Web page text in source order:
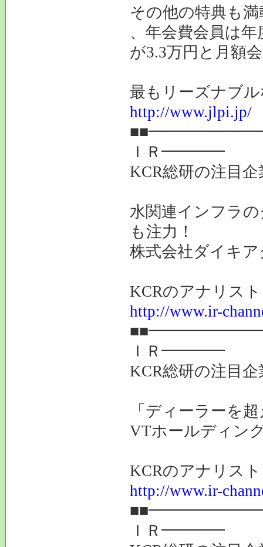
その他の特典も
、年会費会員は
が3.3万円と月額
最もリーズナブ
http://www.jlpi.jp/
ＩＲ━━━━
KCR総研の注目企
水関連インフラ
も注力！
株式会社ダイキ
KCRのアナリス
http://www.ir-
ＩＲ━━━━
KCR総研の注目企
「ディーラーを
VTホールディン
KCRのアナリス
http://www.ir-
ＩＲ━━━━